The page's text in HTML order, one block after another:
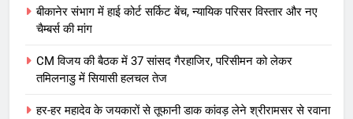
बीकानेर संभाग में हाई कोर्ट सर्किट बेंच, न्यायिक परिसर विस्तार और नए
चैम्बर्स की मांग
CM विजय की बैठक में 37 सांसद गैरहाजिर, परिसीमन को लेकर
तमिलनाडु में सियासी हलचल तेज
हर-हर महादेव के जयकारों से तूफानी डाक कांवड़ लेने श्रीरामसर से रवाना